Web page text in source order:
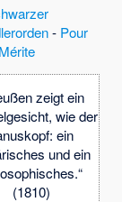
- Pour
zeigt ein
wie der
ein
und ein
(1810)